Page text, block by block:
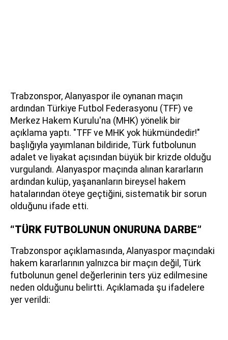
Trabzonspor, Alanyaspor ile oynanan maçın
ardından Türkiye Futbol Federasyonu (TFF) ve
Merkez Hakem Kurulu'na (MHK) yönelik bir
açıklama yaptı. "TFF ve MHK yok hükmündedir!"
başlığıyla yayımlanan bildiride, Türk futbolunun
adalet ve liyakat açısından büyük bir krizde olduğu
vurgulandı. Alanyaspor maçında alınan kararların
ardından kulüp, yaşananların bireysel hakem
hatalarından öteye geçtiğini, sistematik bir sorun
olduğunu ifade etti.
“TÜRK FUTBOLUNUN ONURUNA DARBE”
Trabzonspor açıklamasında, Alanyaspor maçındaki
hakem kararlarının yalnızca bir maçın değil, Türk
futbolunun genel değerlerinin ters yüz edilmesine
neden olduğunu belirtti. Açıklamada şu ifadelere
yer verildi: